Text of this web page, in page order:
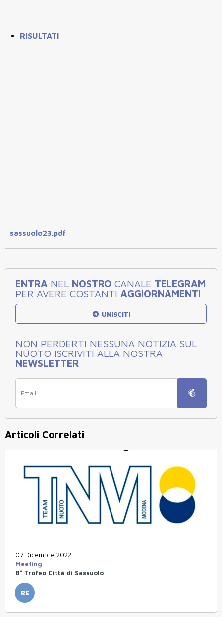
RISULTATI
sassuolo23.pdf
ENTRA NEL NOSTRO CANALE TELEGRAM
PER AVERE COSTANTI AGGIORNAMENTI
UNISCITI
NON PERDERTI NESSUNA NOTIZIA SUL
NUOTO ISCRIVITI ALLA NOSTRA
NEWSLETTER
Articoli Correlati
07 Dicembre 2022
Meeting
8° Trofeo Città di Sassuolo
RE